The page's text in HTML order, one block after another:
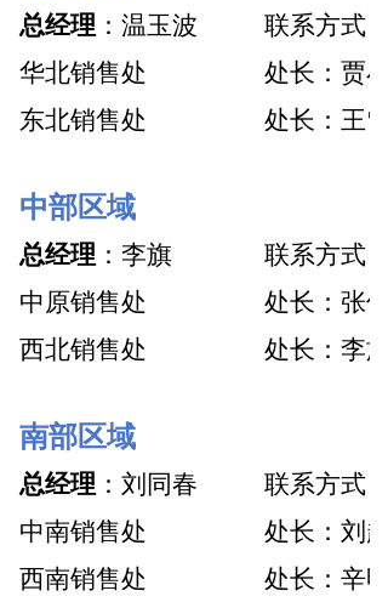
总经理 ：温玉波
联系方式
华北销售处
处长：贾小
东北销售处
处长：王雪
中部区域
总经理 ：李旗
联系方式
中原销售处
处长：张伟
西北销售处
处长：李旗
南部区域
总经理 ：刘同春
联系方式
中南销售处
处长：刘超
西南销售处
处长：辛明